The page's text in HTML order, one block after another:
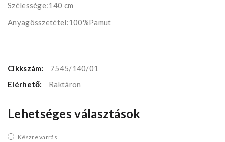
Szélessége:140 cm
Anyagösszetétel:100%Pamut
Cikkszám:
7545/140/01
Elérhető:
Raktáron
Lehetséges választások
Készre varrás